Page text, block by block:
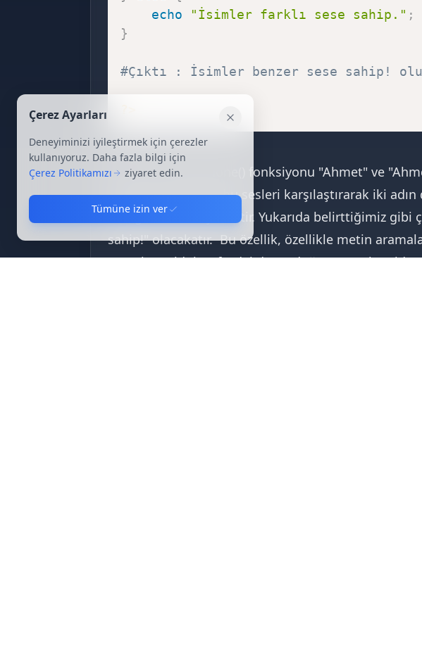
echo
"İsimler farklı sese sahip." ;
}
#Çıktı : İsimler benzer sese sahip!
Bu örnek, metaphone() fonksiyonu "Ahmet" ve
sesleri üretecek ve bu sesleri karşılaştırarak iki
olduğunu belirleyecektir. Yukarıda belirttiğimiz gibi
sahip!" olacakatır. Bu özellik, özellikle metin
yaparken oldukça faydalıdır ve doğru sonuçlar elde
Çerez Ayarları Kapat
Deneyiminizi iyileştirmek için çerezler
kullanıyoruz. Daha fazla bilgi için
Çerez Politikamızı
ziyaret edin.
Tümüne izin ver